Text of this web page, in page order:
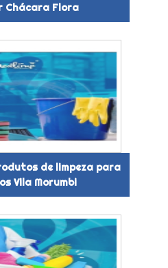
Chácara Flora
de limpeza para
Vila Morumbi